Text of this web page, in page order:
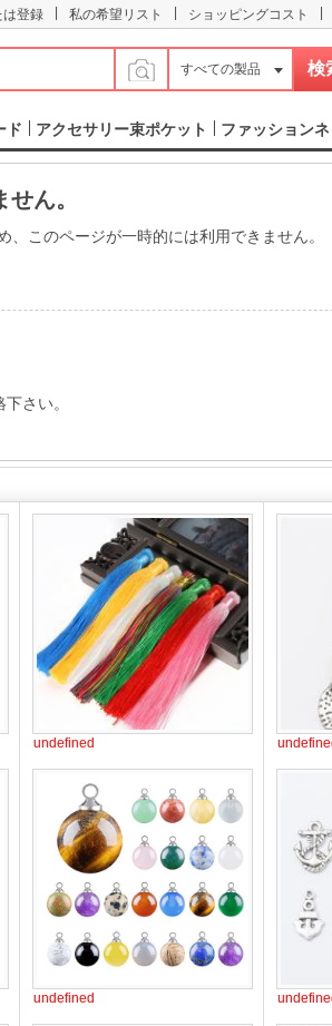
は登録 私の希望リスト ショッピングコスト
すべての製品
ド アクセサリー束ポケット ファッション
ん。
このページが一時的には利用できません。
さい。
undefined
undefined